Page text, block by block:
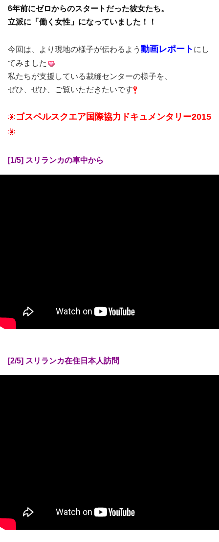
6年前にゼロからのスタートだった彼女たち。
立派に「働く女性」になっていました！！
今回は、より現地の様子が伝わるよう 動画レポート にし
てみました
私たちが支援している裁縫センターの様子を、
ぜひ、ぜひ、ご覧いただきたいです
ゴスペルスクエア国際協力ドキュメンタリー2015
[1/5] スリランカの車中から
[2/5] スリランカ在住日本人訪問